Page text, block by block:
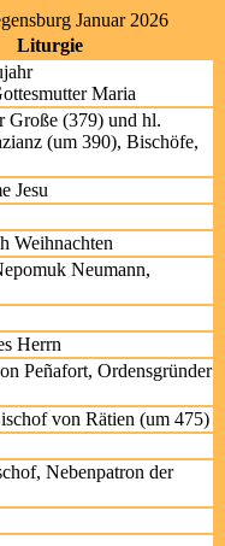
Januar 2026
Liturgie
Maria
Große (379) und hl.
(um 390), Bischöfe,
Jesu
Weihnachten
Neumann,
Herrn
Peñafort, Ordensgründer
von Rätien (um 475)
Nebenpatron der